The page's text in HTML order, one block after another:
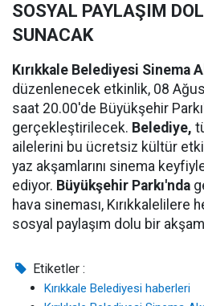
SOSYAL PAYLAŞIM
SUNACAK
Kırıkkale Belediyesi Sinema
düzenlenecek etkinlik, 08
saat 20.00'de Büyükşehir
gerçekleştirilecek. Belediye,
ailelerini bu ücretsiz kültür
yaz akşamlarını sinema
ediyor. Büyükşehir Parkı'nda
hava sineması, Kırıkkalelilere
sosyal paylaşım dolu bir
Etiketler :
Kırıkkale Belediyesi haberleri